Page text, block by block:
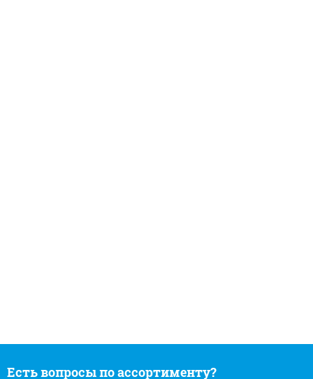
Есть вопросы по ассортименту?